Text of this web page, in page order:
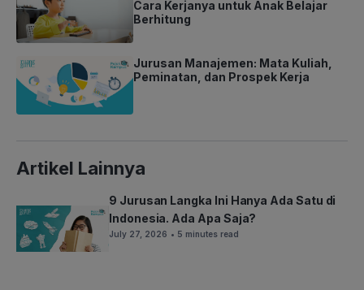
Cara Kerjanya untuk Anak Belajar
Berhitung
Jurusan Manajemen: Mata Kuliah,
Peminatan, dan Prospek Kerja
Artikel Lainnya
9 Jurusan Langka Ini Hanya Ada Satu di
Indonesia. Ada Apa Saja?
July 27, 2026 • 5 minutes read